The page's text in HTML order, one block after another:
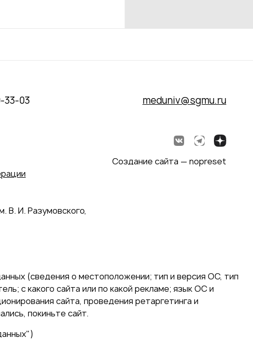
33-03 meduniv@sgmu.ru
В. И. Разумовского,
Создание сайта — nopreset
(сведения о местоположении; тип и версия ОС, тип
с какого сайта или по какой рекламе; язык ОС и
сайта, проведения ретаргетинга и
покиньте сайт.